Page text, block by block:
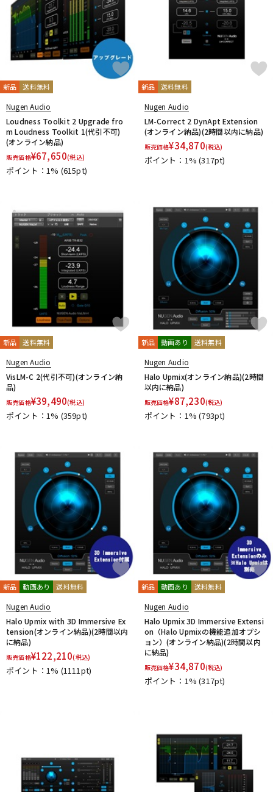
新品 送料無料
Nugen Audio
Loudness Toolkit 2 Upgrade fro
m Loudness Toolkit 1(代引不可)
(オンライン納品)
販売価格¥67,650(税込)
ポイント：1% (615pt)
新品 送料無料
Nugen Audio
LM-Correct 2 DynApt Extension
(オンライン納品)(2時間以内に納品)
販売価格¥34,870(税込)
ポイント：1%(317pt)
新品 送料無料
Nugen Audio
VisLM-C 2(代引不可)(オンライン納
品)
販売価格¥39,490(税込)
ポイント：1% (359pt)
新品 動画あり 送料無料
Nugen Audio
Halo Upmix(オンライン納品)(2時間
以内に納品)
販売価格¥87,230(税込)
ポイント：1%(793pt)
新品 動画あり 送料無料
Nugen Audio
Halo Upmix with 3D Immersive Ex
tension(オンライン納品)(2時間以内
に納品)
販売価格¥122,210(税込)
ポイント：1% (1111pt)
新品 動画あり 送料無料
Nugen Audio
Halo Upmix 3D Immersive Extensi
on（Halo Upmixの機能追加オプシ
ョン）(オンライン納品)(2時間以内
に納品)
販売価格¥34,870(税込)
ポイント：1%(317pt)